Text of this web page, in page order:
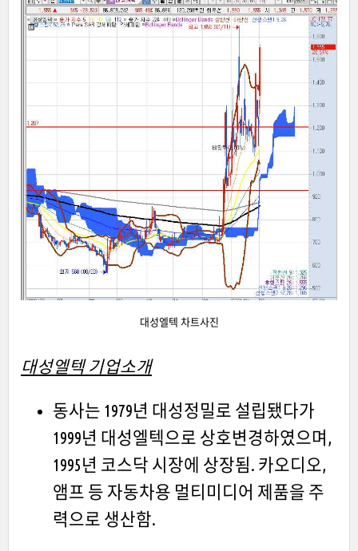
대성엘텍 차트사진
대성엘텍 기업소개
동사는 1979년 대성정밀로 설립됐다가
1999년 대성엘텍으로 상호변경하였으며,
1995년 코스닥 시장에 상장됨. 카오디오,
앰프 등 자동차용 멀티미디어 제품을 주
력으로 생산함.